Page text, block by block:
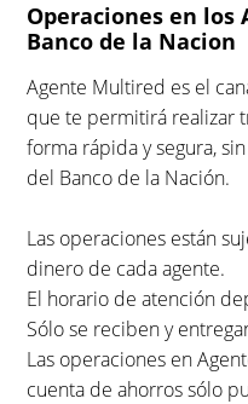
Operaciones en
Banco de la Nacion
Agente Multired es el
que te permitirá realizar
forma rápida y segura,
del Banco de la Nación.
Las operaciones están
dinero de cada agente.
El horario de atención
Sólo se reciben y
Las operaciones en
cuenta de ahorros sólo